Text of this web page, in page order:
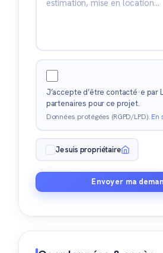
J’accepte d’être contacté·e par
partenaires pour ce projet.
Données protégées (RGPD/LPD). En
Je suis propriétaire
Envoyer ma